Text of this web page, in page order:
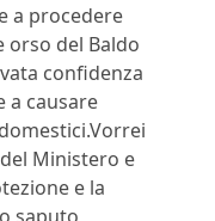
a procedere
orso del Baldo
confidenza
a causare
Ministero e
e la